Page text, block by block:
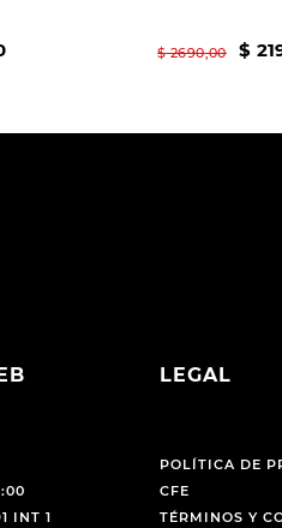
$ 2690,00 $
INT 1
LEGAL
POLÍTICA DE
CFE
TÉRMINOS Y